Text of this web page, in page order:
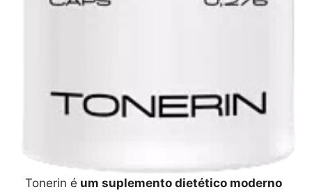
Tonerin é um suplemento dietético moderno